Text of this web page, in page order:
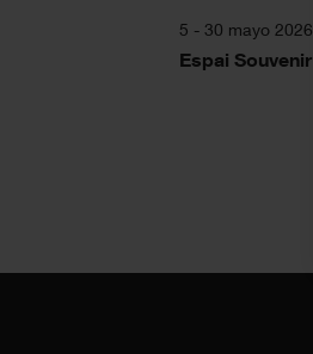
5 - 30 mayo 2026
Espai Souvenir